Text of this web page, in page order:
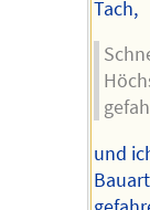
Tach,
und